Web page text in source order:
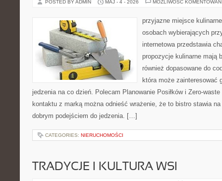
POSTED BY ADMIN MAJ - 4 - 2026 MOŻLIWOŚĆ
przyjazne miejsce
osobach wybierających
internetowa przedstawia
propozycje kulinarne mają
również dopasowane do
która może zainteresować
jedzenia na co dzień. Polecam Planowanie Posiłków i Zero-
kontaktu z marką można odnieść wrażenie, że to bistro stawia na
dobrym podejściem do jedzenia. […]
CATEGORIES: NIERUCHOMOŚCI
TRADYCJE I KULTURA WSI